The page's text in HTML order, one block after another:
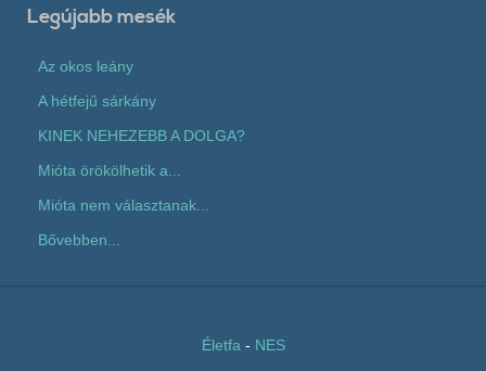
Legújabb mesék
Az okos leány
A hétfejű sárkány
KINEK NEHEZEBB A DOLGA?
Mióta örökölhetik a...
Mióta nem választanak...
Bővebben...
Életfa - NES